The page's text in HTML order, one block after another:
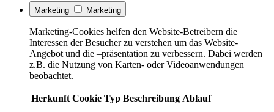
Marketing Marketing
Marketing-Cookies helfen den Website-Betreibern die
Interessen der Besucher zu verstehen um das Website-
Angebot und die –präsentation zu verbessern. Dabei werden
z.B. die Nutzung von Karten- oder Videoanwendungen
beobachtet.
Herkunft Cookie Typ Beschreibung Ablauf